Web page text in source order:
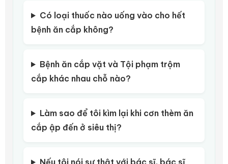
Có loại thuốc nào uống vào cho hết
bệnh ăn cắp không?
Bệnh ăn cắp vặt và Tội phạm trộm
cắp khác nhau chỗ nào?
Làm sao để tôi kìm lại khi cơn thèm ăn
cắp ập đến ở siêu thị?
Nếu tôi nói sự thật với bác sĩ, bác sĩ